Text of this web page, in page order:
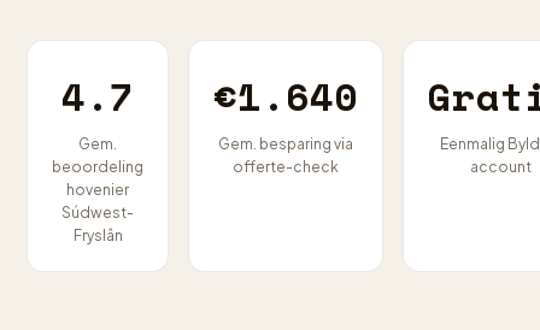
4.7
Gem.
beoordeling
hovenier
Súdwest-
Fryslân
€1.640
Gem. besparing via
offerte-check
Eenmalig
account